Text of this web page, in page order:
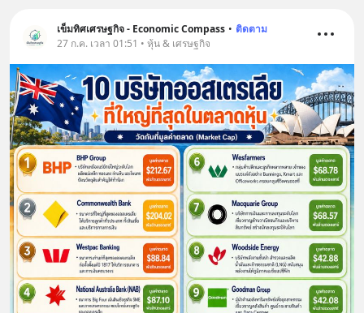
เข็มทิศเศรษฐกิจ - Economic Compass • ติดตาม
27 ก.ค. เวลา 01:51 • หุ้น & เศรษฐกิจ